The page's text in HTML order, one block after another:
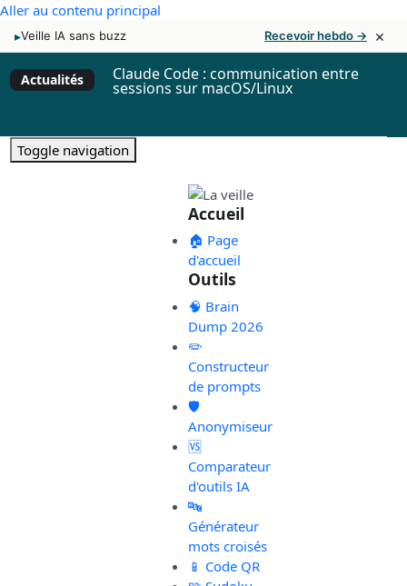
Aller au contenu principal
▸Veille IA sans buzz Recevoir hebdo → ×
Actualités Claude Code : communication entre
sessions sur macOS/Linux
Toggle navigation
Accueil
🏠 Page
d'accueil
Outils
🧠 Brain
Dump 2026
✏️
Constructeur
de prompts
🛡️
Anonymiseur
🆚
Comparateur
d'outils IA
🔤
Générateur
mots croisés
📱 Code QR